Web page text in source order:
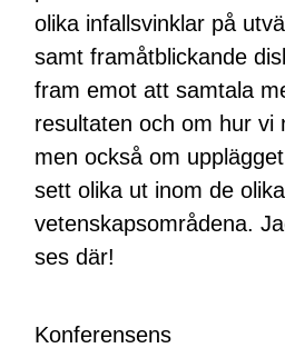
olika infallsvinklar på
samt framåtblickande
fram emot att samtala
resultaten och om hur vi
men också om
sett olika ut inom de olika
vetenskapsområdena.
ses där!
Konferensens